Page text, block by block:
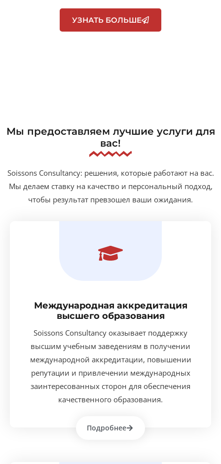
УЗНАТЬ БОЛЬШЕ
Мы предоставляем лучшие услуги для
вас!
Soissons Consultancy: решения, которые работают на вас.
Мы делаем ставку на качество и персональный подход,
чтобы результат превзошел ваши ожидания.
Международная аккредитация
высшего образования
Soissons Consultancy оказывает поддержку
высшим учебным заведениям в получении
международной аккредитации, повышении
репутации и привлечении международных
заинтересованных сторон для обеспечения
качественного образования.
Подробнее